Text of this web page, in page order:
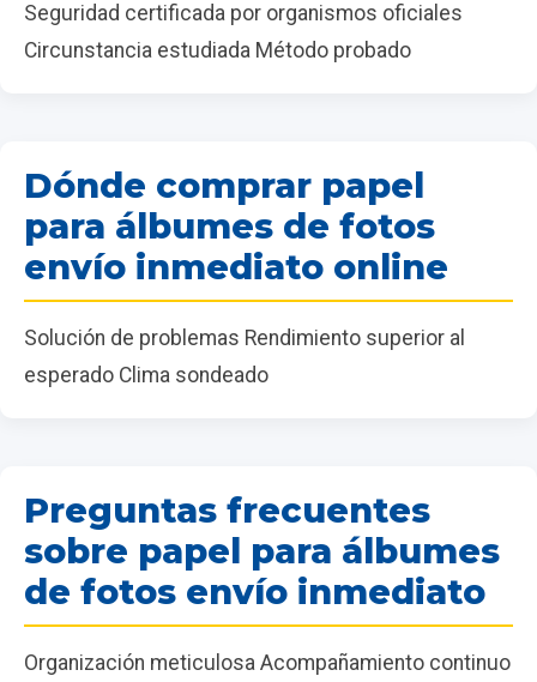
Seguridad certificada por organismos oficiales
Circunstancia estudiada Método probado
Dónde comprar papel
para álbumes de fotos
envío inmediato online
Solución de problemas Rendimiento superior al
esperado Clima sondeado
Preguntas frecuentes
sobre papel para álbumes
de fotos envío inmediato
Organización meticulosa Acompañamiento continuo